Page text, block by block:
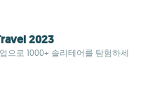
2023
으로 1000+ 솔리테어를 탐험하세